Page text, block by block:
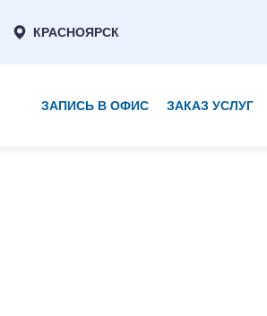
КРАСНОЯРСК
ЗАПИСЬ В ОФИС ЗАКАЗ УСЛУГ